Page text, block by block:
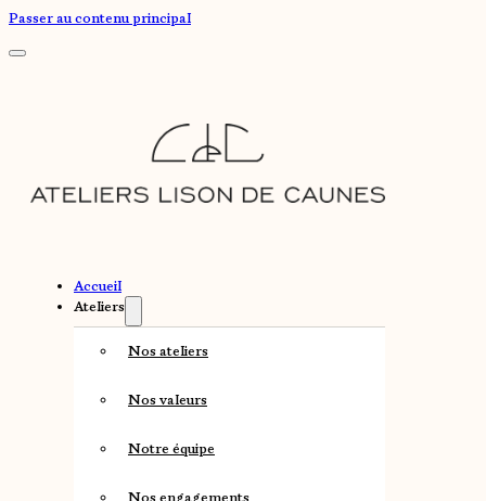
Passer au contenu principal
Accueil
Ateliers
Nos ateliers
Nos valeurs
Notre équipe